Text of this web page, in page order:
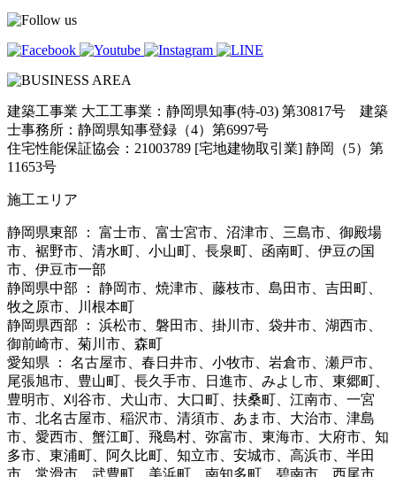
建築工事業 大工工事業：静岡県知事(特-03) 第30817号 建築
士事務所：静岡県知事登録（4）第6997号
住宅性能保証協会：21003789 [宅地建物取引業] 静岡（5）第
11653号
施工エリア
静岡県東部 ： 富士市、富士宮市、沼津市、三島市、御殿場
市、裾野市、清水町、小山町、長泉町、函南町、伊豆の国
市、伊豆市一部
静岡県中部 ： 静岡市、焼津市、藤枝市、島田市、吉田町、
牧之原市、川根本町
静岡県西部 ： 浜松市、磐田市、掛川市、袋井市、湖西市、
御前崎市、菊川市、森町
愛知県 ： 名古屋市、春日井市、小牧市、岩倉市、瀬戸市、
尾張旭市、豊山町、長久手市、日進市、みよし市、東郷町、
豊明市、刈谷市、犬山市、大口町、扶桑町、江南市、一宮
市、北名古屋市、稲沢市、清須市、あま市、大治市、津島
市、愛西市、蟹江町、飛島村、弥富市、東海市、大府市、知
多市、東浦町、阿久比町、知立市、安城市、高浜市、半田
市、常滑市、武豊町、美浜町、南知多町、碧南市、西尾市、